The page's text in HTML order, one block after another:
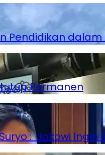
Pendidikan dalam
Permanen
: Jokowi